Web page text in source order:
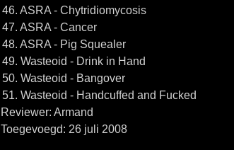
46. ASRA - Chytridiomycosis
47. ASRA - Cancer
48. ASRA - Pig Squealer
49. Wasteoid - Drink in Hand
50. Wasteoid - Bangover
51. Wasteoid - Handcuffed and Fucked
Reviewer: Armand
Toegevoegd: 26 juli 2008